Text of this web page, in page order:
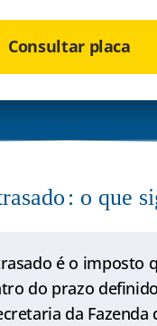
Consultar placa
: o que
é o imposto
do prazo
da Fazenda